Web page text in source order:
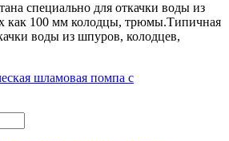
специально для откачки воды из
как 100 мм колодцы, трюмы.Типичная
воды из шпуров, колодцев,
шламовая помпа c